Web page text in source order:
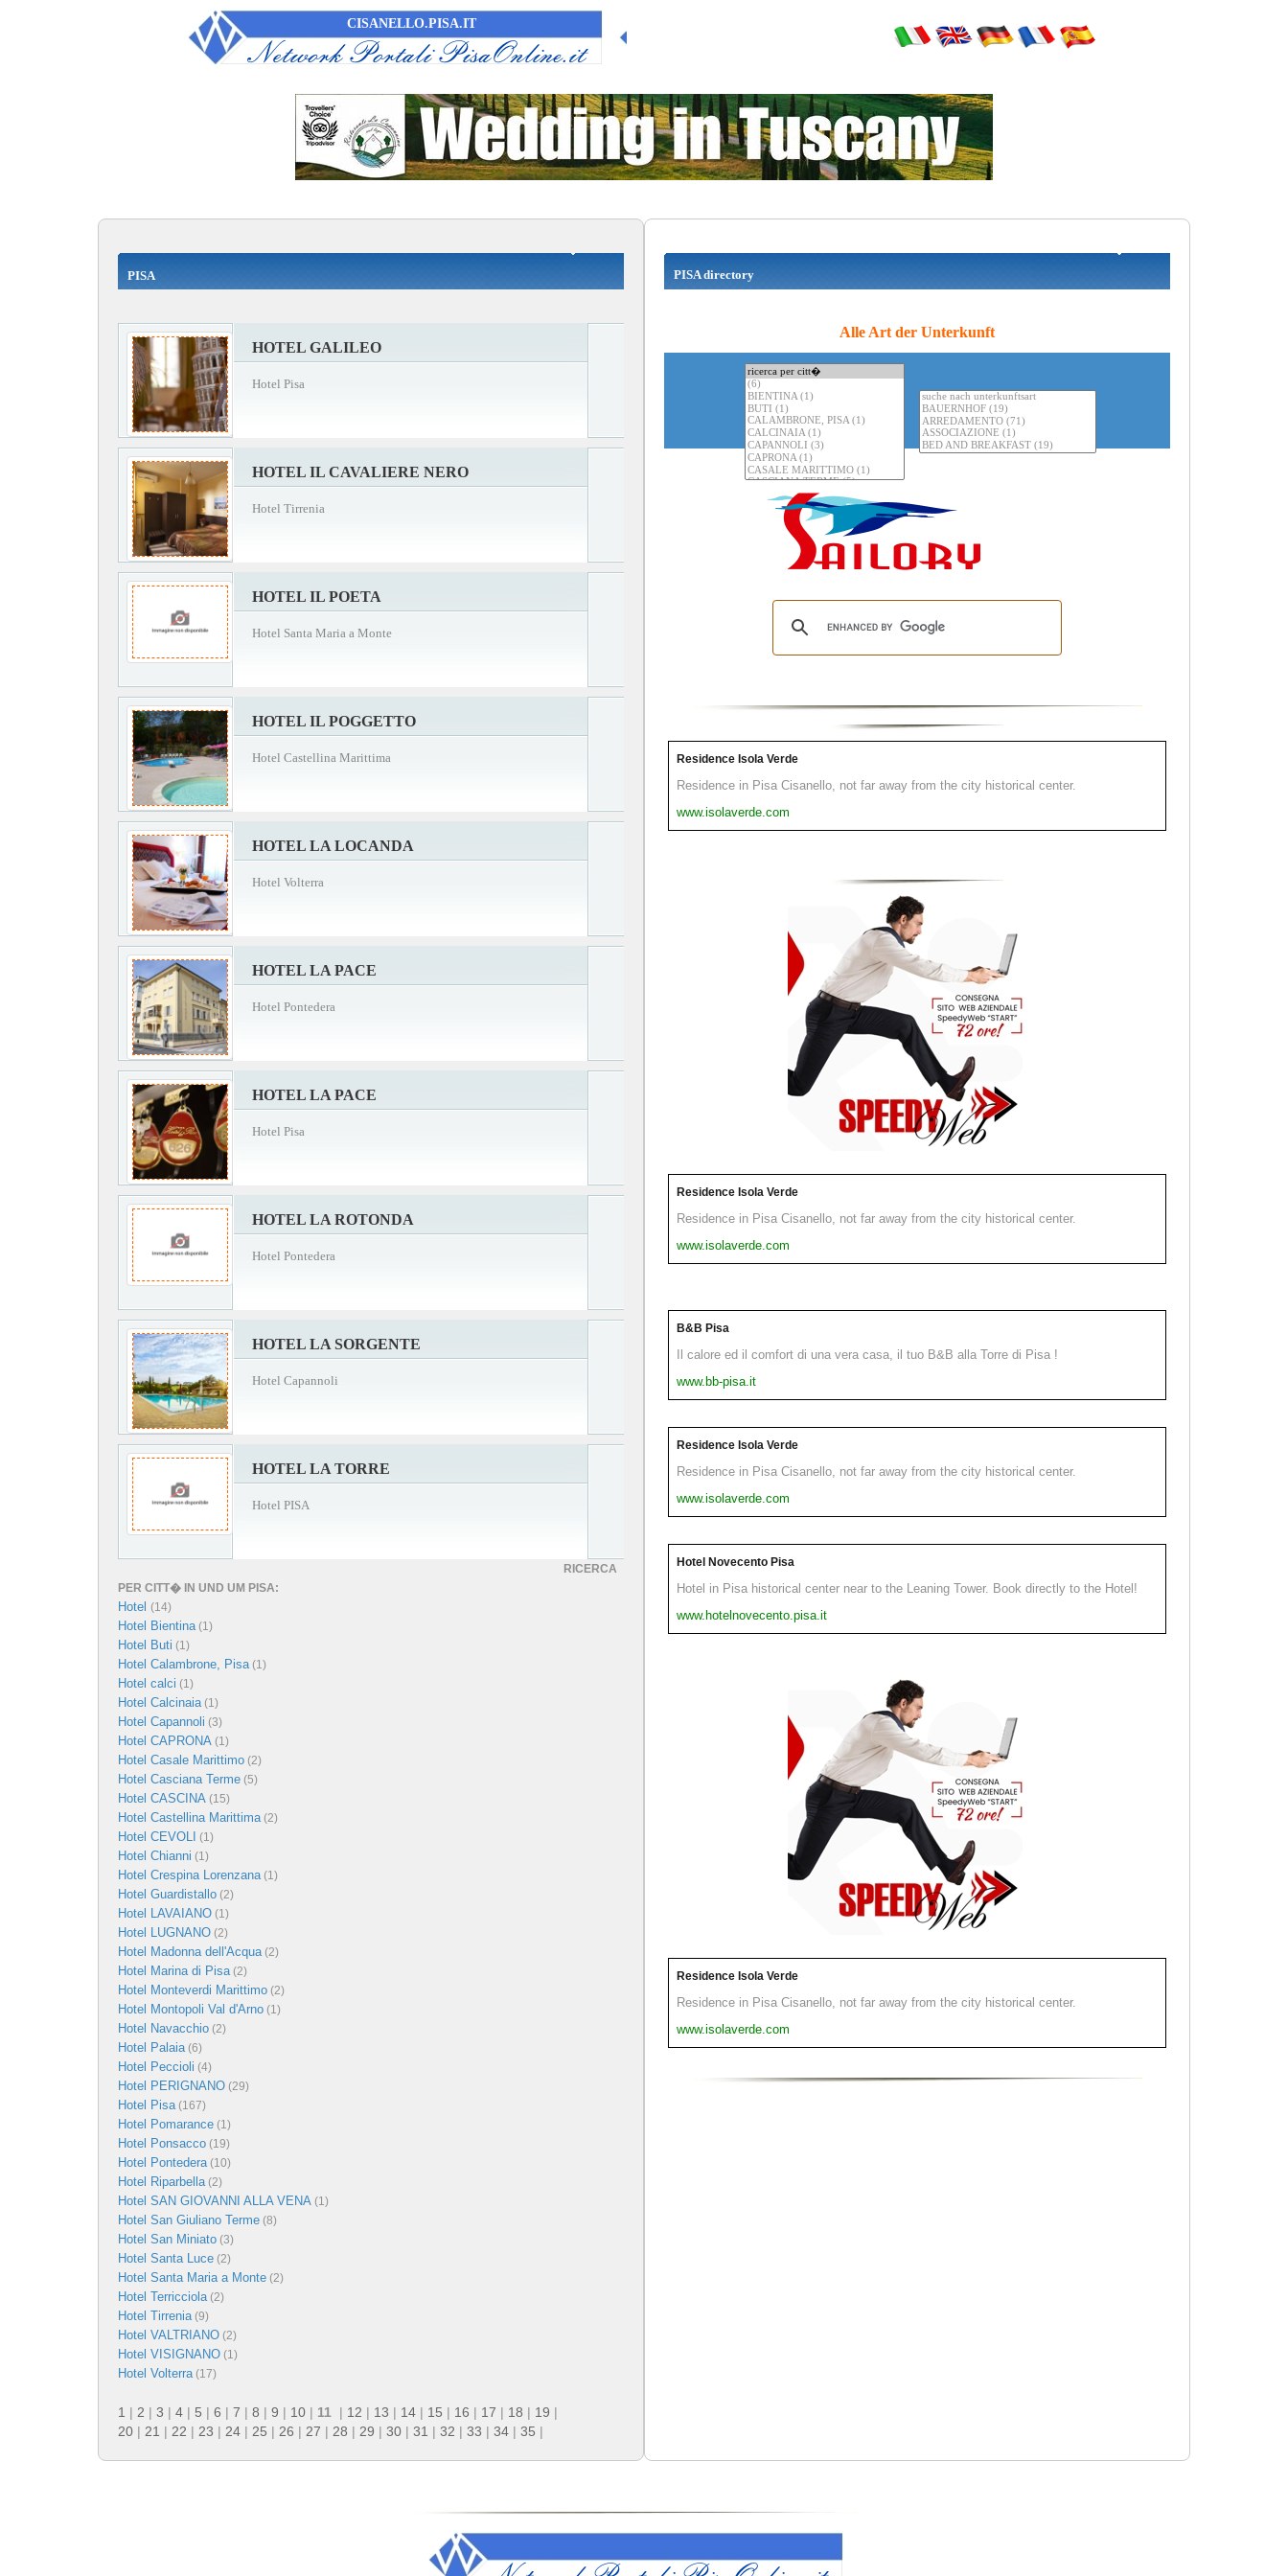
CISANELLO.PISA.IT
PISA
HOTEL GALILEO
Hotel Pisa
HOTEL IL CAVALIERE NERO
Hotel Tirrenia
HOTEL IL POETA
Hotel Santa Maria a Monte
HOTEL IL POGGETTO
Hotel Castellina Marittima
HOTEL LA LOCANDA
Hotel Volterra
HOTEL LA PACE
Hotel Pontedera
HOTEL LA PACE
Hotel Pisa
HOTEL LA ROTONDA
Hotel Pontedera
HOTEL LA SORGENTE
Hotel Capannoli
HOTEL LA TORRE
Hotel PISA
RICERCA
PER CITT� IN UND UM PISA:
Hotel (14)
Hotel Bientina(1)
Hotel Buti (1)
Hotel Calambrone, Pisa(1)
Hotel calci (1)
Hotel Calcinaia(1)
Hotel Capannoli (3)
Hotel CAPRONA (1)
Hotel Casale Marittimo (2)
Hotel Casciana Terme (5)
Hotel CASCINA (15)
Hotel Castellina Marittima(2)
Hotel CEVOLI (1)
Hotel Chianni (1)
Hotel Crespina Lorenzana(1)
Hotel Guardistallo (2)
Hotel LAVAIANO (1)
Hotel LUGNANO (2)
Hotel Madonna dell'Acqua(2)
Hotel Marina di Pisa(2)
Hotel Monteverdi Marittimo (2)
Hotel Montopoli Val d'Arno (1)
Hotel Navacchio (2)
Hotel Palaia(6)
Hotel Peccioli (4)
Hotel PERIGNANO (29)
Hotel Pisa(167)
Hotel Pomarance (1)
Hotel Ponsacco (19)
Hotel Pontedera(10)
Hotel Riparbella(2)
Hotel SAN GIOVANNI ALLA VENA (1)
Hotel San Giuliano Terme (8)
Hotel San Miniato (3)
Hotel Santa Luce (2)
Hotel Santa Maria a Monte (2)
Hotel Terricciola(2)
Hotel Tirrenia(9)
Hotel VALTRIANO (2)
Hotel VISIGNANO (1)
Hotel Volterra(17)
1 | 2 | 3 | 4 | 5 | 6 | 7 | 8 | 9 | 10 | 11 | 12 | 13 | 14 | 15 | 16 | 17 | 18 | 19 |
20 | 21 | 22 | 23 | 24 | 25 | 26 | 27 | 28 | 29 | 30 | 31 | 32 | 33 | 34 | 35 |
PISA directory
Alle Art der Unterkunft
Residence Isola Verde
Residence in Pisa Cisanello, not far away from the city historical center.
www.isolaverde.com
Residence Isola Verde
Residence in Pisa Cisanello, not far away from the city historical center.
www.isolaverde.com
B&B Pisa
Il calore ed il comfort di una vera casa, il tuo B&B alla Torre di Pisa !
www.bb-pisa.it
Residence Isola Verde
Residence in Pisa Cisanello, not far away from the city historical center.
www.isolaverde.com
Hotel Novecento Pisa
Hotel in Pisa historical center near to the Leaning Tower. Book directly to the Hotel!
www.hotelnovecento.pisa.it
Residence Isola Verde
Residence in Pisa Cisanello, not far away from the city historical center.
www.isolaverde.com